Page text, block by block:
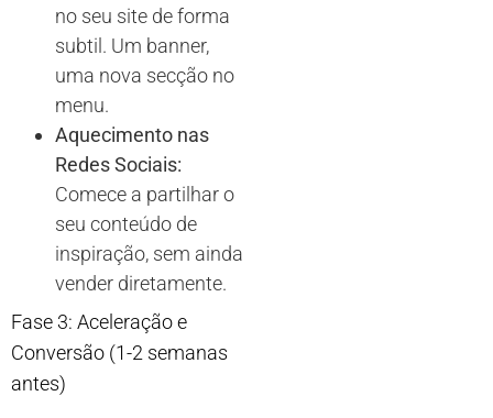
no seu site de forma
subtil. Um banner,
uma nova secção no
menu.
Aquecimento nas
Redes Sociais:
Comece a partilhar o
seu conteúdo de
inspiração, sem ainda
vender diretamente.
Fase 3: Aceleração e
Conversão (1-2 semanas
antes)